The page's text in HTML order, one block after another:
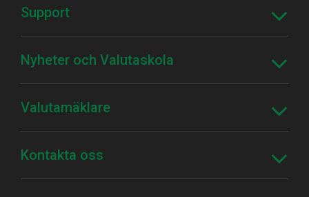
Support
Nyheter och Valutaskola
Valutamäklare
Kontakta oss